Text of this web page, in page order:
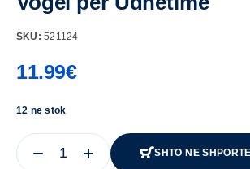
SKU:521124
11.99€
12 ne stok
SHTO NE SHPORTE